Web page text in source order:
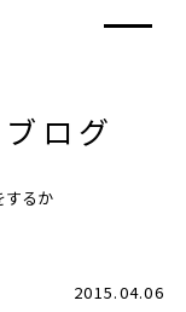
ログ
するか
2015.04.06